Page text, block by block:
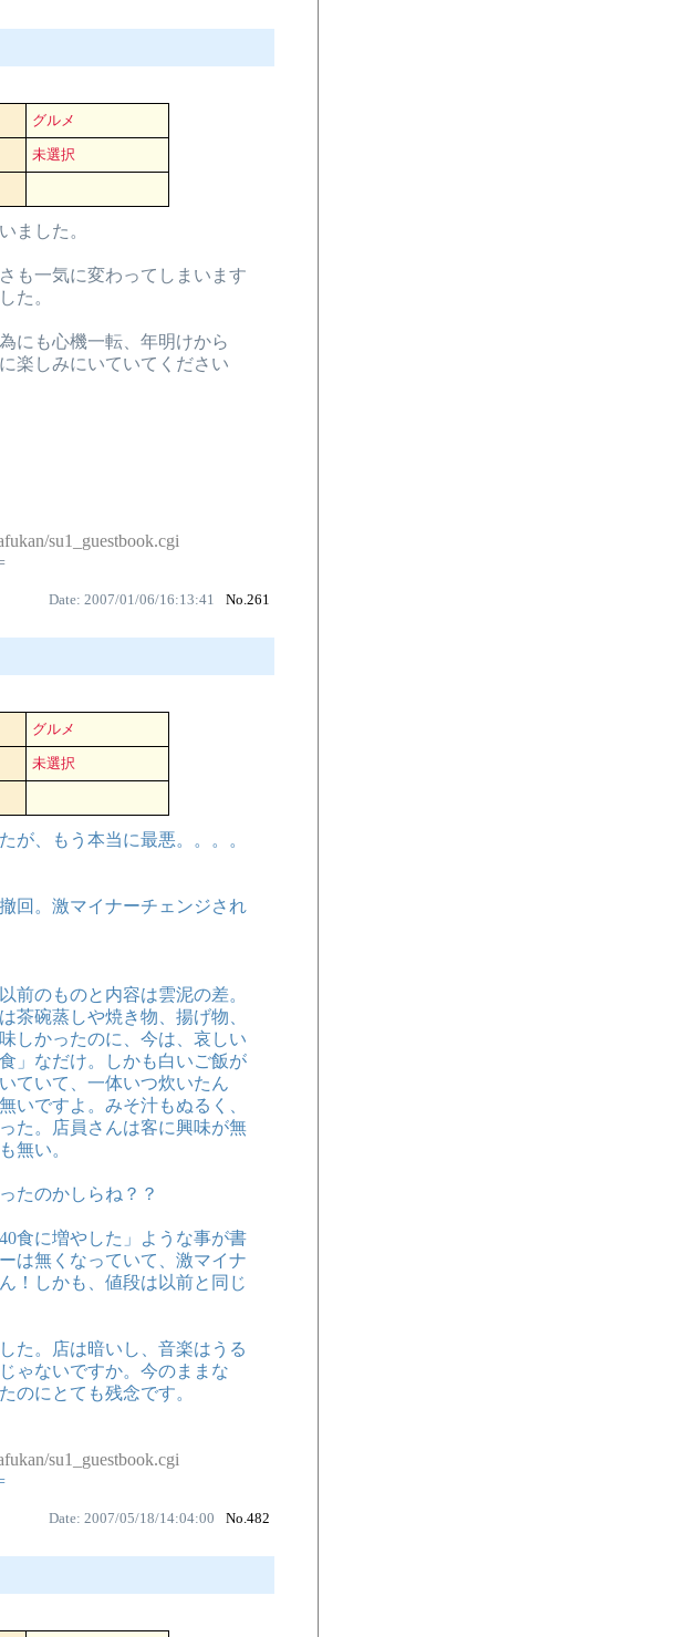
グルメ
未選択
ました。
も一気に変わってしまいます
た。
にも心機一転、年明けから
楽しみにいていてください
su1_guestbook.cgi
Date: 2007/01/06/16:13:41 No.261
グルメ
未選択
が、もう本当に最悪。。。。
回。激マイナーチェンジされ
前のものと内容は雲泥の差。
茶碗蒸しや焼き物、揚げ物、
しかったのに、今は、哀しい
」なだけ。しかも白いご飯が
ていて、一体いつ炊いたん
いですよ。みそ汁もぬるく、
た。店員さんは客に興味が無
無い。
たのかしらね？？
食に増やした」ような事が書
は無くなっていて、激マイナ
！しかも、値段は以前と同じ
た。店は暗いし、音楽はうる
ゃないですか。今のままな
のにとても残念です。
su1_guestbook.cgi
Date: 2007/05/18/14:04:00 No.482